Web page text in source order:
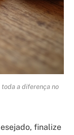
a diferença no
finalize